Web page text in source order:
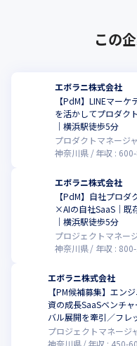
この
エボラニ株式会社
【PdM】LINEマー
を活かしてプロダク
｜横浜駅徒歩5分
プロダクトマネージ
神奈川県
年収 : 600-
エボラニ株式会社
【PdM】自社プロ
×AIの自社SaaS｜既
｜横浜駅徒歩5分
プロジェクトマネー
神奈川県
年収 : 800-
エボラニ株式会社
【PM候補募集】エン
資の成長SaaSベンチ
バル展開を牽引／フレ
プロジェクトマネージ
神奈川県
年収 : 450-